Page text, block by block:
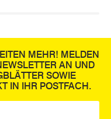
MEHR! MELDEN
AN UND
SOWIE
IN IHR POSTFACH.